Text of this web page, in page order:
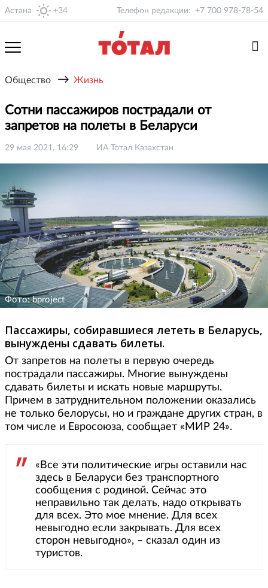
Астана +34 Телефон редакции: +7 700 978-78-54
Общество → Жизнь
Сотни пассажиров пострадали от
запретов на полеты в Беларуси
29 мая 2021, 16:29 ИА Тотал Казахстан
Фото: bproject
Пассажиры, собиравшиеся лететь в Беларусь,
вынуждены сдавать билеты.
От запретов на полеты в первую очередь
пострадали пассажиры. Многие вынуждены
сдавать билеты и искать новые маршруты.
Причем в затруднительном положении оказались
не только белорусы, но и граждане других стран, в
том числе и Евросоюза, сообщает «МИР 24».
«Все эти политические игры оставили нас
здесь в Беларуси без транспортного
сообщения с родиной. Сейчас это
неправильно так делать, надо открывать
для всех. Это мое мнение. Для всех
невыгодно если закрывать. Для всех
сторон невыгодно», – сказал один из
туристов.